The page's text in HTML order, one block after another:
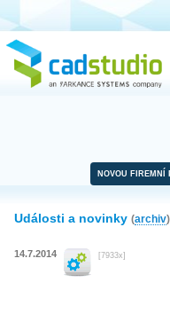
NOVOU FIREMNÍ
Události a novinky (archiv)
14.7.2014 [7933x]